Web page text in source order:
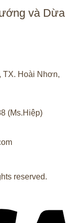
và Dừa
TX. Hoài Nhơn,
(Ms.Hiệp)
reserved.